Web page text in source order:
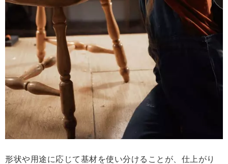
形状や用途に応じて基材を使い分けることが、仕上がり